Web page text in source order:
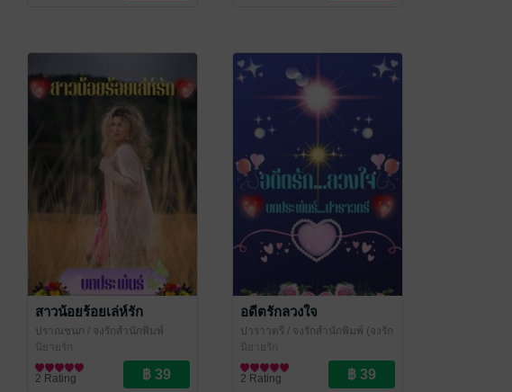
สาวน้อยร้อยเล่ห์รัก
ปราณชนก / จงรักสำนักพิมพ์
(จงรัก ปาราวตรี หยาดน้ำค้าง
ปราณชนก)
นิยายรัก
2 Rating
อดีตรักลวงใจ
ปาราวตรี / จงรักสำนักพิมพ์ (จงรัก
ปาราวตรี หยาดน้ำค้าง ปราณ
ชนก)
นิยายรัก
2 Rating